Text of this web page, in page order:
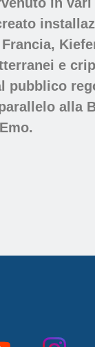
e
pubblico
alla